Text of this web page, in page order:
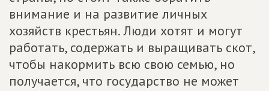
внимание и на развитие личных
хозяйств крестьян. Люди хотят и могут
работать, содержать и выращивать скот,
чтобы накормить всю свою семью, но
получается, что государство не может